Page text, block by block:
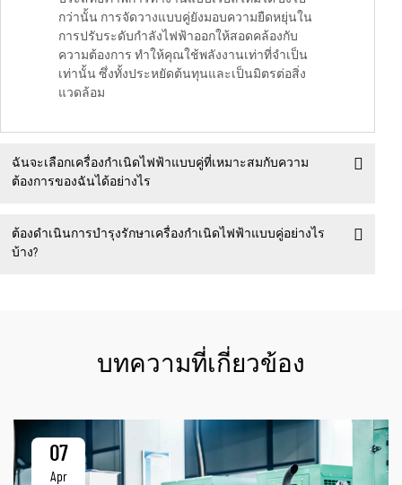
กว่านั้น การจัดวางแบบคู่ยังมอบความยืดหยุ่นใน
การปรับระดับกำลังไฟฟ้าออกให้สอดคล้องกับ
ความต้องการ ทำให้คุณใช้พลังงานเท่าที่จำเป็น
เท่านั้น ซึ่งทั้งประหยัดต้นทุนและเป็นมิตรต่อสิ่ง
แวดล้อม
ฉันจะเลือกเครื่องกำเนิดไฟฟ้าแบบคู่ที่เหมาะสมกับความ
ต้องการของฉันได้อย่างไร
ต้องดำเนินการบำรุงรักษาเครื่องกำเนิดไฟฟ้าแบบคู่อย่างไร
บ้าง?
บทความที่เกี่ยวข้อง
07
Apr